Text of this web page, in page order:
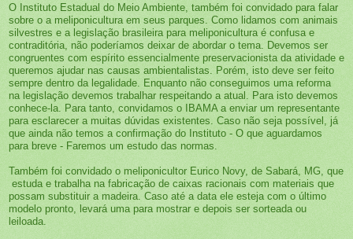
O Instituto Estadual do Meio Ambiente, também foi convidado para falar
sobre o a meliponicultura em seus parques. Como lidamos com animais
silvestres e a legislação brasileira para meliponicultura é confusa e
contraditória, não poderíamos deixar de abordar o tema. Devemos ser
congruentes com espírito essencialmente preservacionista da atividade e
queremos ajudar nas causas ambientalistas. Porém, isto deve ser feito
sempre dentro da legalidade. Enquanto não conseguimos uma reforma
na legislação devemos trabalhar respeitando a atual. Para isto devemos
conhece-la. Para tanto, convidamos o IBAMA a enviar um representante
para esclarecer a muitas dúvidas existentes. Caso não seja possível, já
que ainda não temos a confirmação do Instituto - O que aguardamos
para breve - Faremos um estudo das normas.
Também foi convidado o meliponicultor Eurico Novy, de Sabará, MG, que
estuda e trabalha na fabricação de caixas racionais com materiais que
possam substituir a madeira. Caso até a data ele esteja com o último
modelo pronto, levará uma para mostrar e depois ser sorteada ou
leiloada.